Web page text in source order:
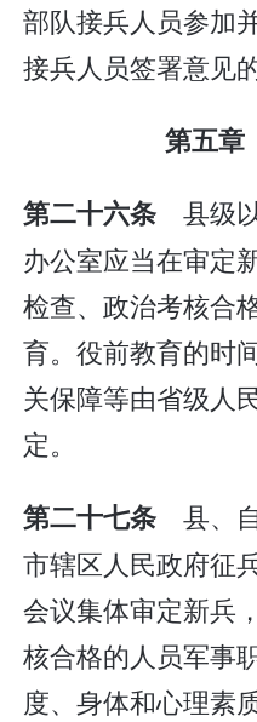
部队接兵人员参加
接兵人员签署意见
第五
第二十六条 县级
办公室应当在审定
检查、政治考核合
育。役前教育的时
关保障等由省级人
定。
第二十七条 县、
市辖区人民政府征
会议集体审定新兵
核合格的人员军事
度、身体和心理素